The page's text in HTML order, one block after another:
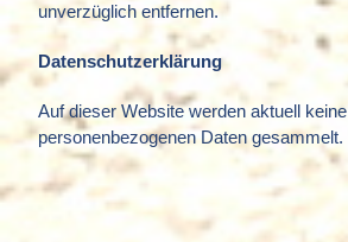
unverzüglich entfernen.
Datenschutzerklärung
Auf dieser Website werden aktuell keine
personenbezogenen Daten gesammelt.